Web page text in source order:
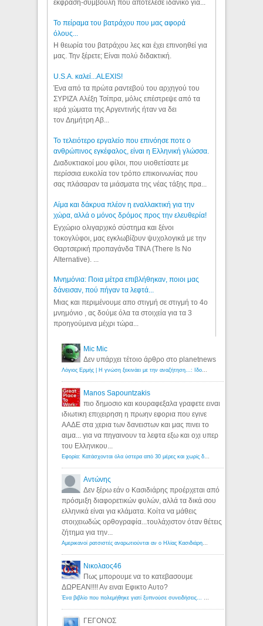
έκφραση-συμβουλή που αποτέλεσε ιδανικό για...
Το πείραμα του βατράχου που μας αφορά
όλους...
Η θεωρία του βατράχου λες και έχει επινοηθεί για
μας. Την ξέρετε; Είναι πολύ διδακτική.
U.S.A. καλεί...ALEXIS!
Ένα από τα πρώτα ραντεβού του αρχηγού του
ΣΥΡΙΖΑ Αλέξη Τσίπρα, μόλις επέστρεψε από τα
ιερά χώματα της Αργεντινής ήταν να δει
τον Δημήτρη Αβ...
Το τελειότερο εργαλείο που επινόησε ποτε ο
ανθρώπινος εγκέφαλος, είναι η Ελληνική γλώσσα.
Διαδυκτιακοί μου φίλοι, που υιοθετίσατε με
περίσσια ευκολία τον τρόπο επικοινωνίας που
σας πλάσαραν τα μιάσματα της νέας τάξης πρα...
Αίμα και δάκρυα πλέον η εναλλακτική για την
χώρα, αλλά ο μόνος δρόμος προς την ελευθερία!
Εγχώριο ολιγαρχικό σύστημα και ξένοι
τοκογλύφοι, μας εγκλωβίζουν ψυχολογικά με την
Θαρτσερική προπαγάνδα TINA (There Is No
Alternative). ...
Μνημόνια: Ποια μέτρα επιβλήθηκαν, ποιοι μας
δάνεισαν, πού πήγαν τα λεφτά...
Μιας και περιμένουμε απο στιγμή σε στιγμή το 4ο
μνημόνιο , ας δούμε όλα τα στοιχεία για τα 3
προηγούμενα μέχρι τώρα...
Mic Mic
Δεν υπάρχει τέτοιο άρθρο στο planetnews
Λόγιος Ερμής | Η γνώση ξεκινάει με την αναζήτηση...: Ιδού οι 18 που χρωστούν 11 δις ευρώ!
Manos Sapountzakis
πιο δημοσιο και κουραφεξαλα γραφετε ειναι
ιδιωτικη επιχειρηση η πρωην εφορια που εγινε
ΑΑΔΕ στα χερια των δανειστων και μας πινει το
αιμα... για να πηγαινουν τα λεφτα εξω και οχι υπερ
του Ελληνικου...
Εφορία: Κατάσχονται όλα ύστερα από 30 μέρες και χωρίς δικαστικές αποφάσεις - Λόγιος Ερμής
Αντώνης
Δεν ξέρω εάν ο Κασιδιάρης προέρχεται από
πρόσμιξη διαφορετικών φυλών, αλλά τα δικά σου
ελληνικά είναι για κλάματα. Κοίτα να μάθεις
στοιχειωδώς ορθογραφία...τουλάχιστον όταν θέτεις
ζήτημα για την...
Αμερικανοί ρατσιστές αναρωτιούνται αν ο Ηλίας Κασιδιάρης ανήκει στη λευκή φυλή... - Λόγιος Ερμής
Νικολαος46
Πως μπορουμε να το κατεβασουμε
ΔΩΡΕΑΝ!!!! Αν ειναι Εφικτο Αυτο?
Ένα βιβλίο που πολεμήθηκε γιατί ξυπνούσε συνειδήσεις... - Λόγιος Ερμής | Η γνώση ξεκινάει με την αναζήτηση...
ΓΕΓΟΝΟΣ